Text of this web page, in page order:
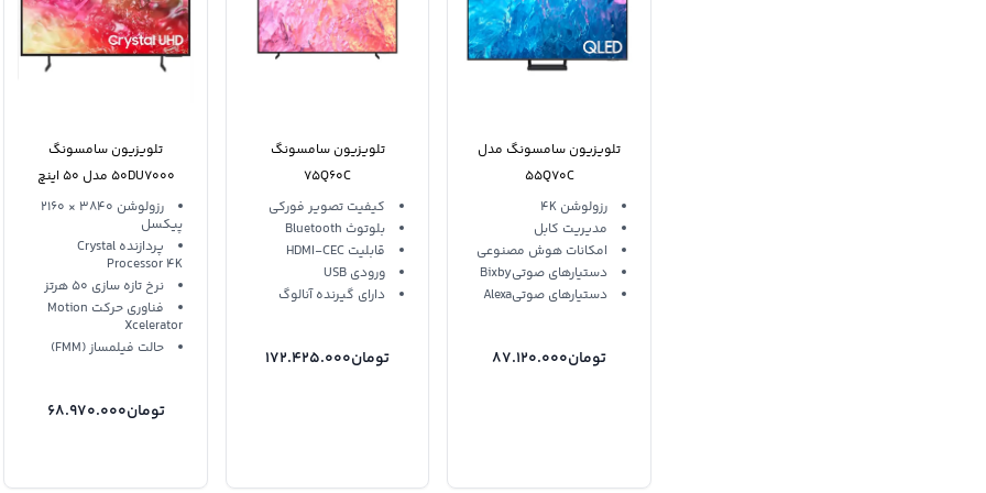
تلویزیون سامسونگ مدل
55Q70C
رزولوشن 4K
مدیریت کابل
امکانات هوش مصنوعی
دستیارهای صوتیBixby
دستیارهای صوتیAlexa
تومان87.120.000
تلویزیون سامسونگ
75Q60C
کیفیت تصویر فورکی
بلوتوث Bluetooth
قابلیت HDMI-CEC
ورودی USB
دارای گیرنده آنالوگ
تومان172.425.000
تلویزیون سامسونگ
50DU7000 مدل 50 اینچ
رزولوشن 3840 × 2160
پیکسل
پردازنده Crystal
Processor 4K
نرخ تازه سازی 50 هرتز
فناوری حرکت Motion
Xcelerator
حالت فیلمساز (FMM)
تومان68.970.000